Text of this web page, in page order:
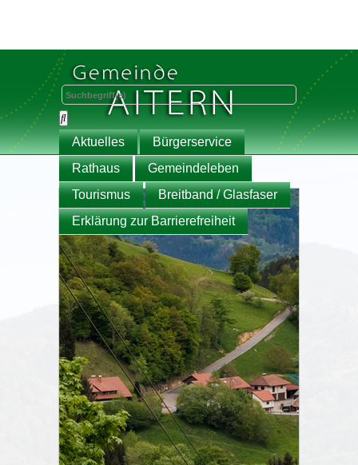
Aktuelles
Bürgerservice
Rathaus
Gemeindeleben
Tourismus
Breitband / Glasfaser
Erklärung zur Barrierefreiheit